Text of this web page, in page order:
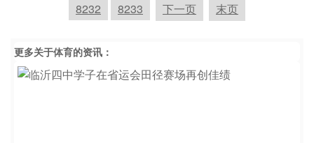
8232
8233 下一页 末页
更多关于体育的资讯：